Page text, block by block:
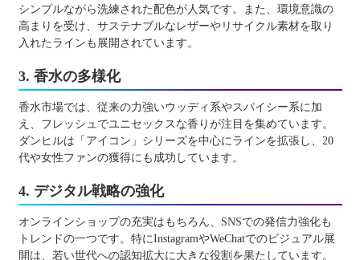
シンプルながら洗練された配色が人気です。また、環境意識の
高まりを受け、サステナブルなレザーやリサイクル素材を取り
入れたラインも展開されています。
3. 香水の多様化
香水市場では、従来の力強いウッディ系やスパイシー系に加
え、フレッシュでユニセックスな香りが注目を集めています。
ダンヒルは「アイコン」シリーズを中心にラインを拡張し、20
代や女性ファンの獲得にも成功しています。
4. デジタル戦略の強化
オンラインショップの充実はもちろん、SNSでの発信力強化も
トレンドの一つです。特にInstagramやWeChatでのビジュアル展
開は、若い世代への認知拡大に大きな役割を果たしています。